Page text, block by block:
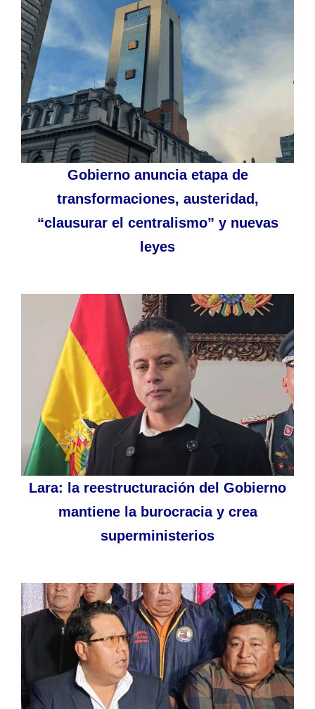
Gobierno anuncia etapa de
transformaciones, austeridad,
“clausurar el centralismo” y nuevas
leyes
Lara: la reestructuración del Gobierno
mantiene la burocracia y crea
superministerios